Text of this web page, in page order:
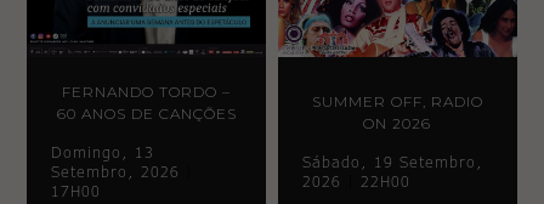
FERNANDO TORDO –
60 ANOS DE CANÇÕES
Domingo, 13
Setembro, 2026
17H00
SUMMER OFF, RADIO
ON 2026
Sábado, 19 Setembro,
2026
22H00